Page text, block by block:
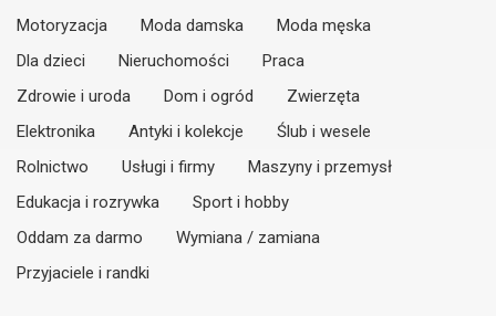
Motoryzacja Moda damska
Moda męska
Dla dzieci
Nieruchomości
Praca
Zdrowie i uroda
Dom i ogród
Zwierzęta
Elektronika
Antyki i kolekcje
Ślub i wesele
Rolnictwo
Usługi i firmy
Maszyny i przemysł
Edukacja i rozrywka
Sport i hobby
Oddam za darmo
Wymiana / zamiana
Przyjaciele i randki